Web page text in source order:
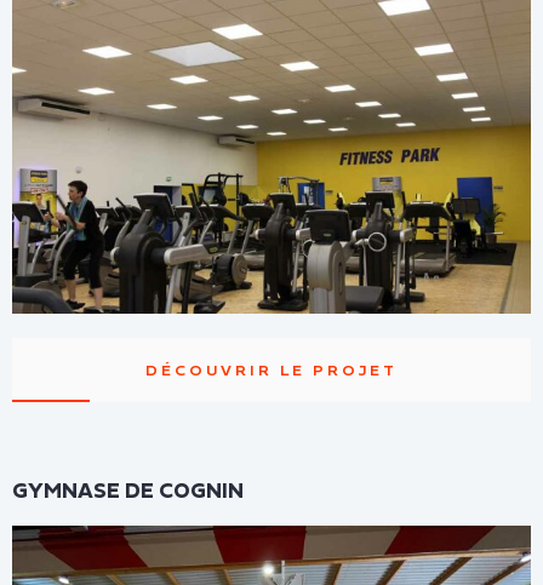
DÉCOUVRIR LE PROJET
GYMNASE DE COGNIN